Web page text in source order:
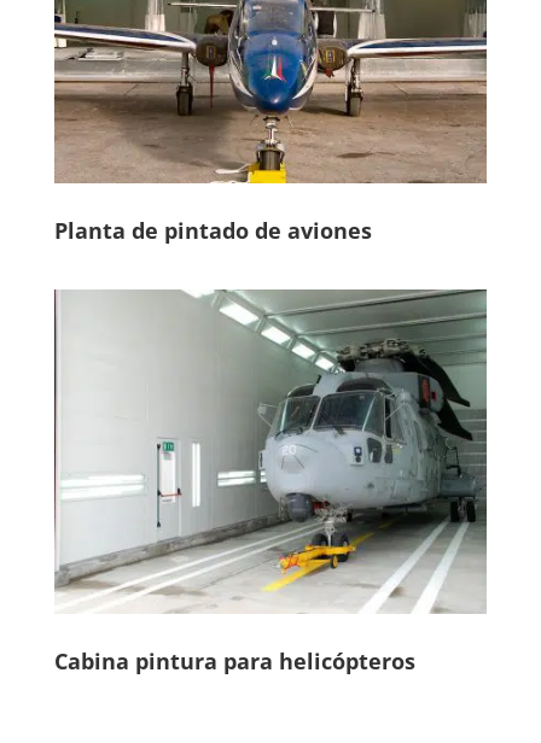
Planta de pintado de aviones
Cabina pintura para helicópteros